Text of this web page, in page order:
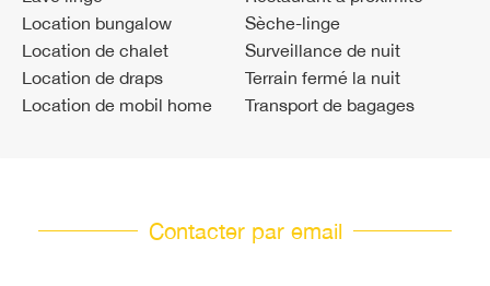
Location bungalow
Location de chalet
Location de draps
Location de mobil home
Sèche-linge
Surveillance de nuit
Terrain fermé la nuit
Transport de bagages
Contacter par email